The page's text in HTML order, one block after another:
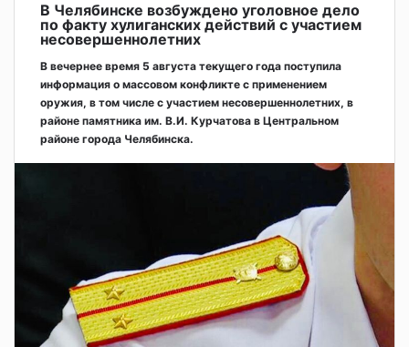
В Челябинске возбуждено уголовное дело
по факту хулиганских действий с участием
несовершеннолетних
В вечернее время 5 августа текущего года поступила
информация о массовом конфликте с применением
оружия, в том числе с участием несовершеннолетних, в
районе памятника им. В.И. Курчатова в Центральном
районе города Челябинска.